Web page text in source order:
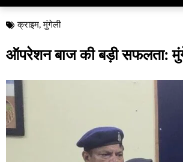
क्राइम,मुंगेली
ऑपरेशन बाज की बड़ी सफलता: